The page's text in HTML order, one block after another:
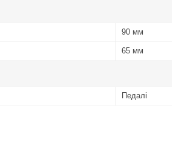
90 мм
65 мм
Педалі